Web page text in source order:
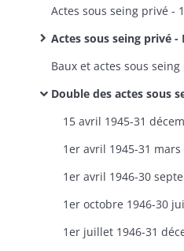
Actes sous seing privé -
Actes sous seing privé -
Double des actes sous
15 avril 1945-31
1er avril 1945-31 mars
1er avril 1946-30
1er octobre 1946-30
1er juillet 1946-31